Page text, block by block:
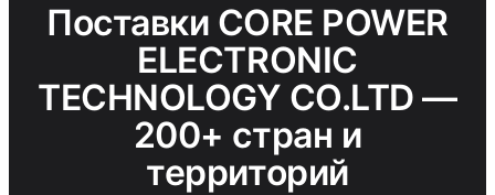
Поставки CORE POWER
ELECTRONIC
TECHNOLOGY CO.LTD —
200+ стран и
территорий